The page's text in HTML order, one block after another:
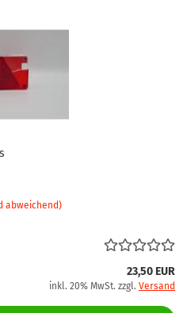
abweichend)
23,50 EUR
inkl. 20% MwSt. zzgl. Versand